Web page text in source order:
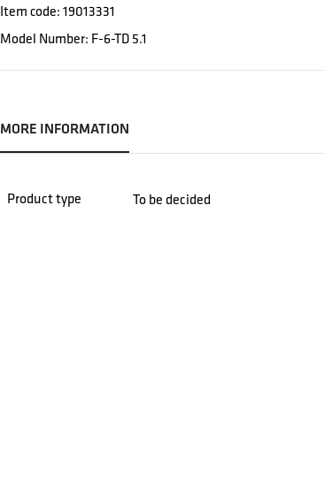
Item code: 19013331
Model Number: F-6-TD 5.1
MORE INFORMATION
Product type To be decided